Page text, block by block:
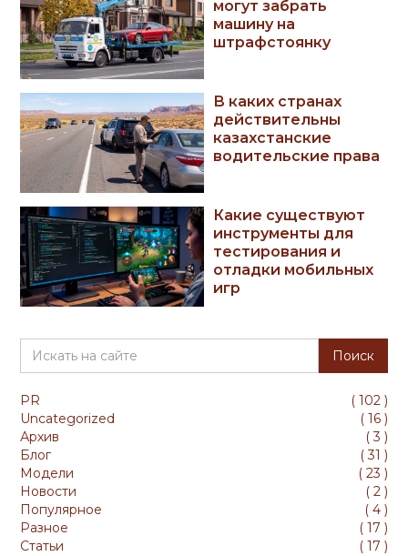
могут забрать
машину на
штрафстоянку
В каких странах
действительны
казахстанские
водительские права
Какие существуют
инструменты для
тестирования и
отладки мобильных
игр
PR ( 102)
Uncategorized
( 16)
Архив
(3 )
Блог
(31 )
Модели
( 23 )
Новости
( 2)
Популярное
( 4)
Разное
( 17 )
Статьи
( 17 )